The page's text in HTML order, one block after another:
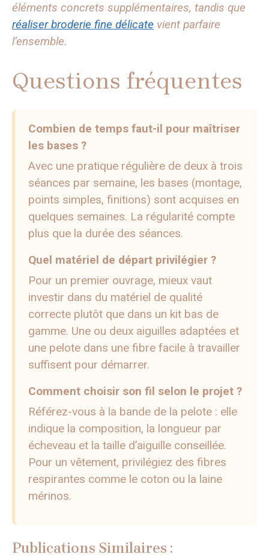
éléments concrets supplémentaires, tandis que
réaliser broderie fine délicate vient parfaire
l’ensemble.
Questions fréquentes
Combien de temps faut-il pour maîtriser
les bases ?
Avec une pratique régulière de deux à trois
séances par semaine, les bases (montage,
points simples, finitions) sont acquises en
quelques semaines. La régularité compte
plus que la durée des séances.
Quel matériel de départ privilégier ?
Pour un premier ouvrage, mieux vaut
investir dans du matériel de qualité
correcte plutôt que dans un kit bas de
gamme. Une ou deux aiguilles adaptées et
une pelote dans une fibre facile à travailler
suffisent pour démarrer.
Comment choisir son fil selon le projet ?
Référez-vous à la bande de la pelote : elle
indique la composition, la longueur par
écheveau et la taille d’aiguille conseillée.
Pour un vêtement, privilégiez des fibres
respirantes comme le coton ou la laine
mérinos.
Publications Similaires :